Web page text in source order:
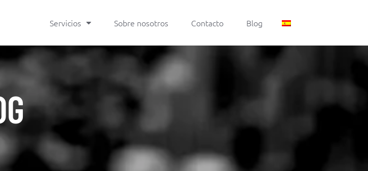
Servicios Sobre nosotros Contacto Blog